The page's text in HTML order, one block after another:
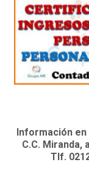
Información
C.C. Miranda,
Tlf.